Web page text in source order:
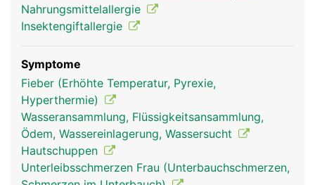
Nahrungsmittelallergie
Insektengiftallergie
Symptome
Fieber (Erhöhte Temperatur, Pyrexie,
Hyperthermie)
Wasseransammlung, Flüssigkeitsansammlung,
Ödem, Wassereinlagerung, Wassersucht
Hautschuppen
Unterleibsschmerzen Frau (Unterbauchschmerzen,